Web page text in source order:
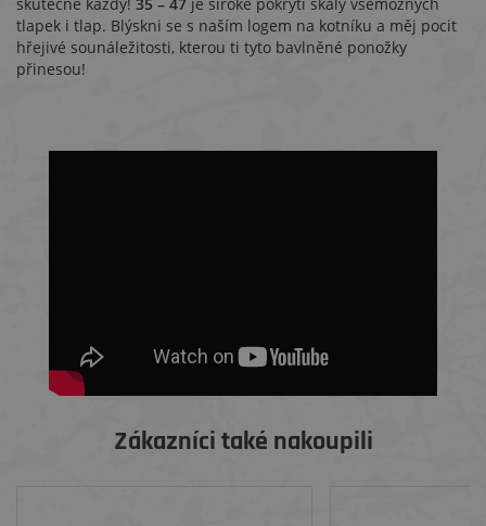
tlapek i tlap. Blýskni se s naším logem na kotníku a měj pocit
hřejivé sounáležitosti, kterou ti tyto bavlněné ponožky
přinesou!
Zákazníci také nakoupili